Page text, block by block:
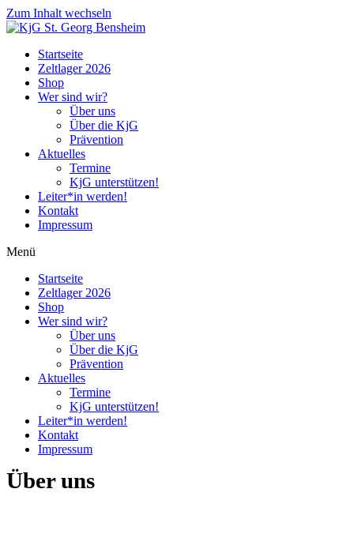
Zum Inhalt wechseln
Startseite
Zeltlager 2026
Shop
Wer sind wir?
Über uns
Über die KjG
Prävention
Aktuelles
Termine
KjG unterstützen!
Leiter*in werden!
Kontakt
Impressum
Menü
Startseite
Zeltlager 2026
Shop
Wer sind wir?
Über uns
Über die KjG
Prävention
Aktuelles
Termine
KjG unterstützen!
Leiter*in werden!
Kontakt
Impressum
Über uns